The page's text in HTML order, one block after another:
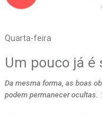
Quarta-feira
Um pouco já é
Da mesma forma, as boas
podem permanecer ocultas.